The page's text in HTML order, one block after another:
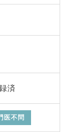
済
医不問